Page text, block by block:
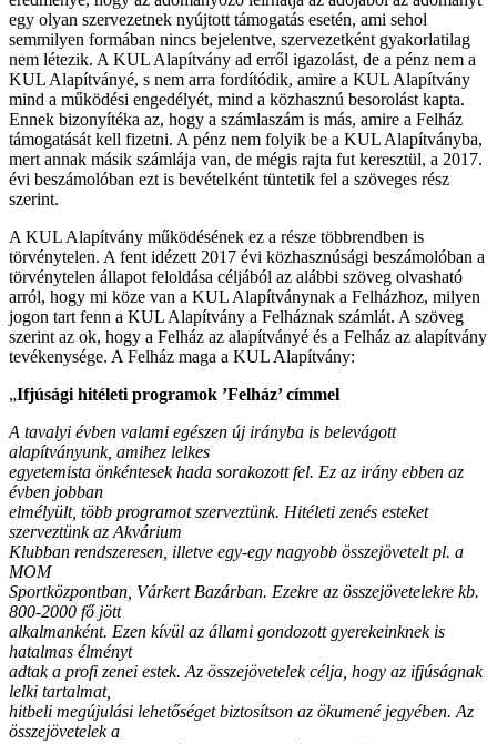
egy olyan szervezetnek nyújtott támogatás esetén, ami sehol
semmilyen formában nincs bejelentve, szervezetként gyakorlatilag
nem létezik. A KUL Alapítvány ad erről igazolást, de a pénz nem a
KUL Alapítványé, s nem arra fordítódik, amire a KUL Alapítvány
mind a működési engedélyét, mind a közhasznú besorolást kapta.
Ennek bizonyítéka az, hogy a számlaszám is más, amire a Felház
támogatását kell fizetni. A pénz nem folyik be a KUL Alapítványba,
mert annak másik számlája van, de mégis rajta fut keresztül, a 2017.
évi beszámolóban ezt is bevételként tüntetik fel a szöveges rész
szerint.
A KUL Alapítvány működésének ez a része többrendben is
törvénytelen. A fent idézett 2017 évi közhasznúsági beszámolóban a
törvénytelen állapot feloldása céljából az alábbi szöveg olvasható
arról, hogy mi köze van a KUL Alapítványnak a Felházhoz, milyen
jogon tart fenn a KUL Alapítvány a Felháznak számlát. A szöveg
szerint az ok, hogy a Felház az alapítványé és a Felház az alapítvány
tevékenysége. A Felház maga a KUL Alapítvány:
„Ifjúsági hitéleti programok ’Felház’ címmel
A tavalyi évben valami egészen új irányba is belevágott
alapítványunk, amihez lelkes
egyetemista önkéntesek hada sorakozott fel. Ez az irány ebben az
évben jobban
elmélyült, több programot szerveztünk. Hitéleti zenés esteket
szerveztünk az Akvárium
Klubban rendszeresen, illetve egy-egy nagyobb összejövetelt pl. a
MOM
Sportközpontban, Várkert Bazárban. Ezekre az összejövetelekre kb.
800-2000 fő jött
alkalmanként. Ezen kívül az állami gondozott gyerekeinknek is
hatalmas élményt
adtak a profi zenei estek. Az összejövetelek célja, hogy az ifjúságnak
lelki tartalmat,
hitbeli megújulási lehetőséget biztosítson az ökumené jegyében. Az
összejövetelek a